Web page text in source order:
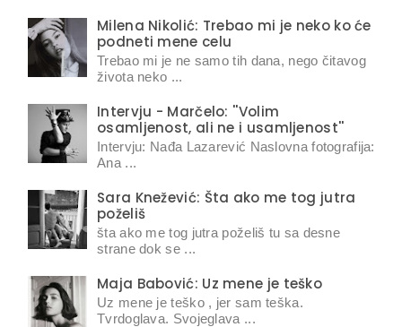
Milena Nikolić: Trebao mi je neko ko će
podneti mene celu
Trebao mi je ne samo tih dana, nego čitavog
života neko ...
Intervju - Marčelo: ''Volim
osamljenost, ali ne i usamljenost''
Intervju: Nađa Lazarević Naslovna fotografija:
Ana ...
Sara Knežević: Šta ako me tog jutra
poželiš
šta ako me tog jutra poželiš tu sa desne
strane dok se ...
Maja Babović: Uz mene je teško
Uz mene je teško , jer sam teška.
Tvrdoglava. Svojeglava ...